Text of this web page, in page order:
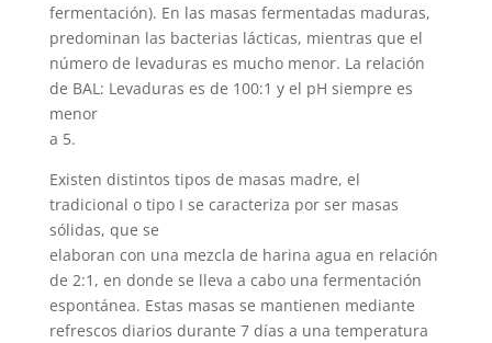
fermentación). En las masas fermentadas maduras,
predominan las bacterias lácticas, mientras que el
número de levaduras es mucho menor. La relación
de BAL: Levaduras es de 100:1 y el pH siempre es
menor
a 5.
Existen distintos tipos de masas madre, el
tradicional o tipo I se caracteriza por ser masas
sólidas, que se
elaboran con una mezcla de harina agua en relación
de 2:1, en donde se lleva a cabo una fermentación
espontánea. Estas masas se mantienen mediante
refrescos diarios durante 7 días a una temperatura